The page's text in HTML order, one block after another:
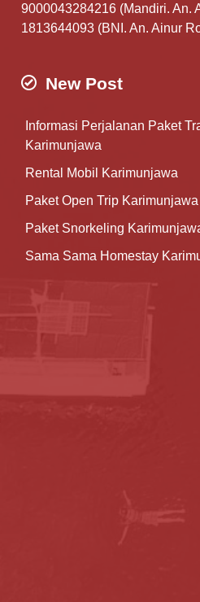
9000043284216 (Mandiri. An.
1813644093 (BNI. An. Ainur
New Post
Informasi Perjalanan Paket
Karimunjawa
Rental Mobil Karimunjawa
Paket Open Trip Karimunjawa
Paket Snorkeling
Sama Sama Homestay